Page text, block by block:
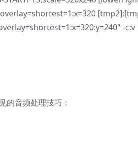
-c:v
的音频处理技巧：